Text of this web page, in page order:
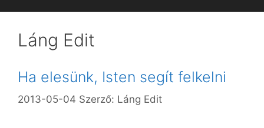
Láng Edit
Ha elesünk, Isten segít felkelni
2013-05-04 Szerző: Láng Edit